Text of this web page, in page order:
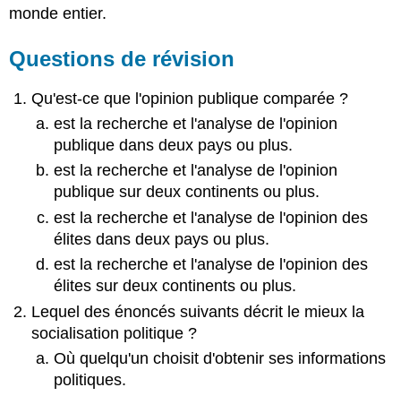
monde entier.
Questions de révision
Qu'est-ce que l'opinion publique comparée ?
est la recherche et l'analyse de l'opinion
publique dans deux pays ou plus.
est la recherche et l'analyse de l'opinion
publique sur deux continents ou plus.
est la recherche et l'analyse de l'opinion des
élites dans deux pays ou plus.
est la recherche et l'analyse de l'opinion des
élites sur deux continents ou plus.
Lequel des énoncés suivants décrit le mieux la
socialisation politique ?
Où quelqu'un choisit d'obtenir ses informations
politiques.